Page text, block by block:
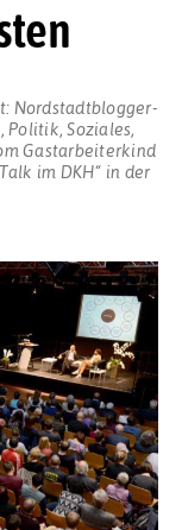
Nordstadtblogger-
, Politik,Soziales,
Gastarbeiterkind
im DKH“ in der